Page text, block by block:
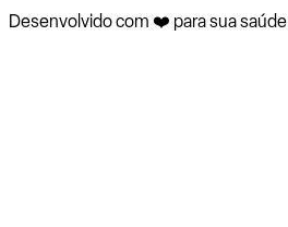
Desenvolvido com ❤️ para sua saúde